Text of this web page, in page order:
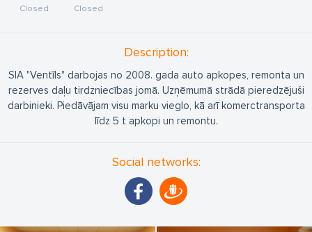
Closed Closed
Description:
SIA "Ventīls" darbojas no 2008. gada auto apkopes, remonta un
rezerves daļu tirdzniecības jomā. Uzņēmumā strādā pieredzējuši
darbinieki. Piedāvājam visu marku vieglo, kā arī komerctransporta
līdz 5 t apkopi un remontu.
Social networks: